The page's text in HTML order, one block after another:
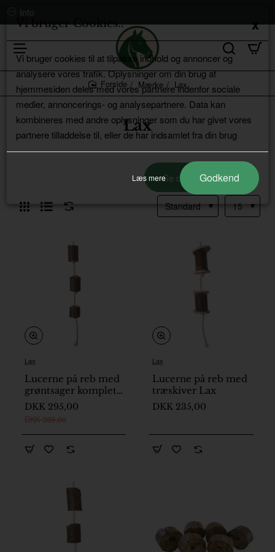
Info
Lax
home
Mærke Lax
Se de nyeste varer
Lax
Lucerne på reb med
grøntsager komplet
LAX
DKK 295,00
DKK 389,00
Lax
Lucerne på reb med
træskiver Lax
DKK 235,00
Vi bruger Cookies..
Vi bruger cookies til at tilpasse indhold og annoncer og
analysere vores trafik. Oplysninger om din brug af
hjemmesiden deles med vores partnere indenfor sociale
medier, annoncerings- og analysepartnere. Data kan
kombineres med andre oplysninger som du har givet vores
partnere tilladdelse til, eller de har indsamlet fra din brug
Læs mere Godkend